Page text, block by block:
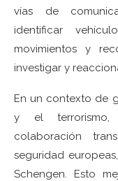
vías de
identificar
movimientos y
investigar y
En un contexto de
y el terrorismo,
colaboración
seguridad
Schengen. Esto